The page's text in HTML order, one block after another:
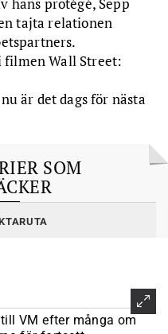
tajta relationen
filmen Wall Street:
är det dags för nästa
SOM
Mussolini hade för
makten, koloniserat
och ersatte till och med
Bara det ett tydligt
VM efter många om